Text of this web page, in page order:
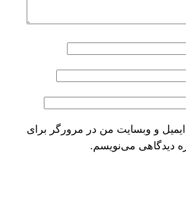
ایمیل و وبسایت من در مرورگر برای
دیدگاهی می‌نویسم.